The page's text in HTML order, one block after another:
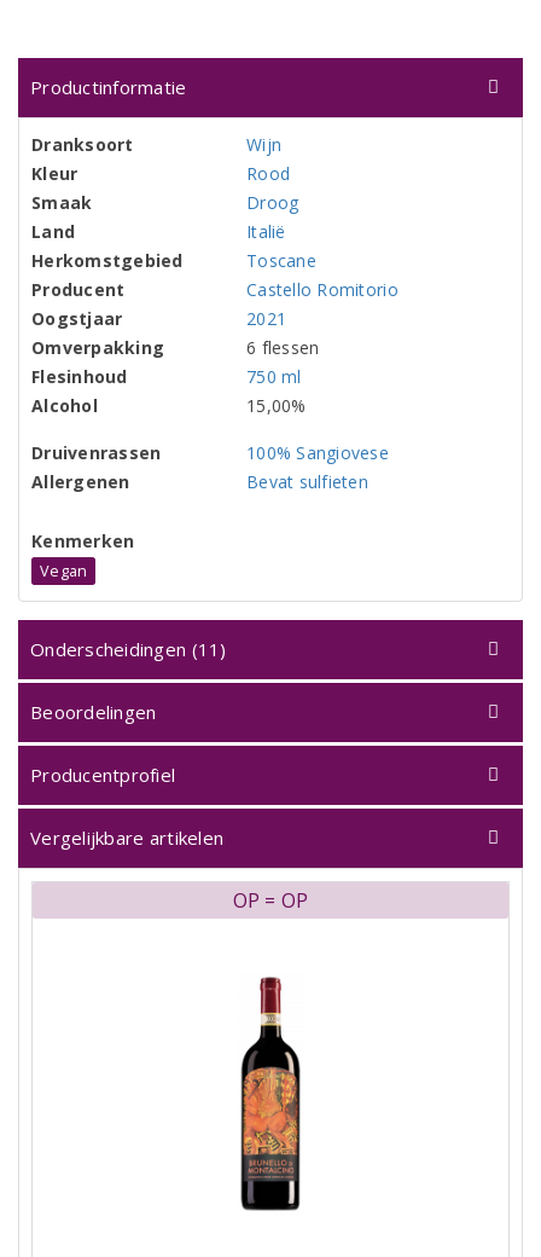
Productinformatie
Dranksoort
Wijn
Kleur
Rood
Smaak
Droog
Land
Italië
Herkomstgebied
Toscane
Producent
Castello Romitorio
Oogstjaar
2021
Omverpakking
6 flessen
Flesinhoud
750 ml
Alcohol
15,00%
Druivenrassen
100% Sangiovese
Allergenen
Bevat sulfieten
Kenmerken
Vegan
Onderscheidingen (11)
Beoordelingen
Producentprofiel
Vergelijkbare artikelen
OP = OP